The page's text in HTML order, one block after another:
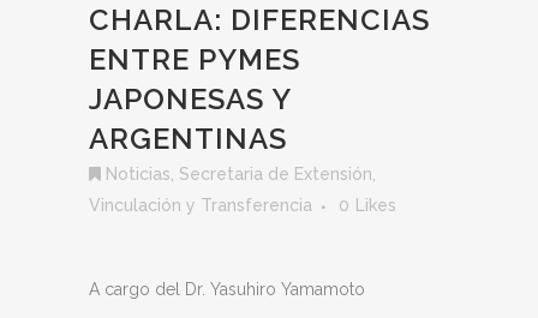
CHARLA: DIFERENCIAS
ENTRE PYMES
JAPONESAS Y
ARGENTINAS
Noticias, Secretaria de Extensión,
Vinculación y Transferencia
0 Likes
A cargo del Dr. Yasuhiro Yamamoto